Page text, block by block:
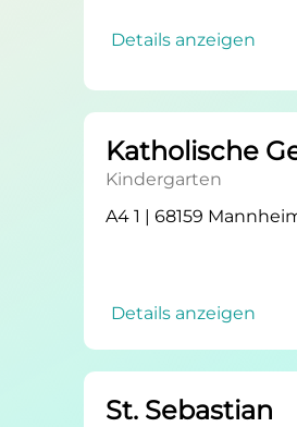
Details anzeigen
Katholische
Kindergarten
A4 1 | 68159
Details anzeigen
St. Sebastian